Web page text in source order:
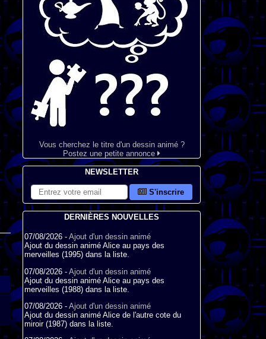
Vous cherchez le titre d'un dessin animé ?
Postez une petite annonce
NEWSLETTER
S'inscrire
DERNIÈRES NOUVELLES
07/08/2026 - Ajout d'un dessin animé
Ajout du dessin animé Alice au pays des
merveilles (1995) dans la liste.
07/08/2026 - Ajout d'un dessin animé
Ajout du dessin animé Alice au pays des
merveilles (1988) dans la liste.
07/08/2026 - Ajout d'un dessin animé
Ajout du dessin animé Alice de l'autre cote du
miroir (1987) dans la liste.